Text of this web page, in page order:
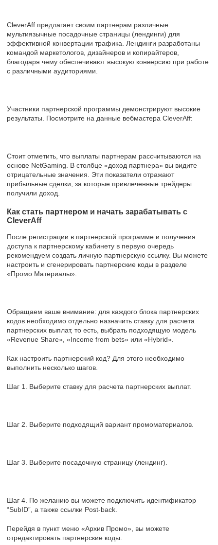
CleverAff предлагает своим партнерам различные
мультиязычные посадочные страницы (лендинги) для
эффективной конвертации трафика. Лендинги разработаны
командой маркетологов, дизайнеров и копирайтеров,
благодаря чему обеспечивают высокую конверсию при работе
с различными аудиториями.
Участники партнерской программы демонстрируют высокие
результаты. Посмотрите на данные вебмастера CleverAff:
Стоит отметить, что выплаты партнерам рассчитываются на
основе NetGaming. В столбце «доход партнера» вы видите
отрицательные значения. Эти показатели отражают
прибыльные сделки, за которые привлеченные трейдеры
получили доход.
Как стать партнером и начать зарабатывать с
CleverAff
После регистрации в партнерской программе и получения
доступа к партнерскому кабинету в первую очередь
рекомендуем создать личную партнерскую ссылку. Вы можете
настроить и сгенерировать партнерские коды в разделе
«Промо Материалы».
Обращаем ваше внимание: для каждого блока партнерских
кодов необходимо отдельно назначить ставку для расчета
партнерских выплат, то есть, выбрать подходящую модель
«Revenue Share», «Income from bets» или «Hybrid».
Как настроить партнерский код? Для этого необходимо
выполнить несколько шагов.
Шаг 1. Выберите ставку для расчета партнерских выплат.
Шаг 2. Выберите подходящий вариант промоматериалов.
Шаг 3. Выберите посадочную страницу (лендинг).
Шаг 4. По желанию вы можете подключить идентификатор
“SubID”, а также ссылки Post-back.
Перейдя в пункт меню «Архив Промо», вы можете
отредактировать партнерские коды.